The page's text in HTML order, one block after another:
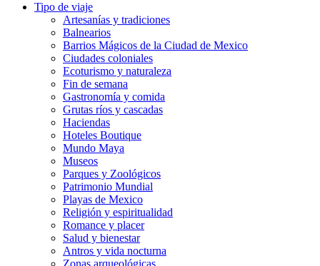
Tipo de viaje
Artesanías y tradiciones
Balnearios
Barrios Mágicos de la Ciudad de Mexico
Ciudades coloniales
Ecoturismo y naturaleza
Fin de semana
Gastronomía y comida
Grutas ríos y cascadas
Haciendas
Hoteles Boutique
Mundo Maya
Museos
Parques y Zoológicos
Patrimonio Mundial
Playas de Mexico
Religión y espiritualidad
Romance y placer
Salud y bienestar
Antros y vida nocturna
Zonas arqueológicas